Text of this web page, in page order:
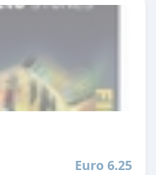
Euro 6.25